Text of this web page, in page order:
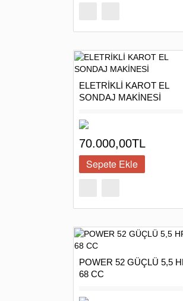
ELETRİKLİ KAROT EL
SONDAJ MAKİNESİ
70.000,00TL
POWER 52 GÜÇLÜ 5,5
68 CC